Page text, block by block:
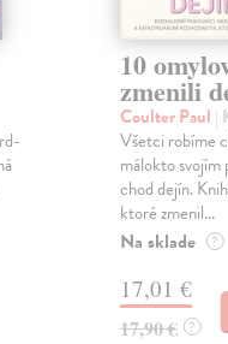
10
zmenili
Coulter Paul |
Všetci robíme
málokto svojím
chod dejín.
ktoré zmenil...
Na sklade ?
17,01 €
17,90 € ?